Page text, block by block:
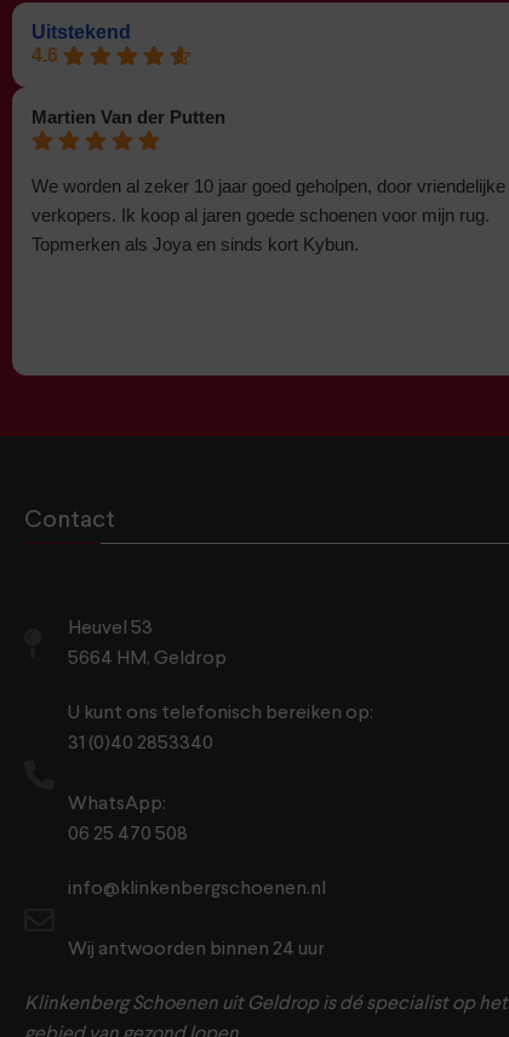
Uitstekend
4.6
Martien Van der Putten
We worden al zeker 10 jaar goed geholpen, door vriendelijke
verkopers. Ik koop al jaren goede schoenen voor mijn rug.
Topmerken als Joya en sinds kort Kybun.
Contact
Heuvel 53
5664 HM, Geldrop
U kunt ons telefonisch bereiken op:
31 (0)40 2853340
WhatsApp:
06 25 470 508
info@klinkenbergschoenen.nl
Wij antwoorden binnen 24 uur
Klinkenberg Schoenen uit Geldrop is dé specialist op het